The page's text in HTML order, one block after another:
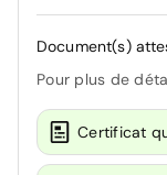
Document(s)
Pour plus de
Certificat